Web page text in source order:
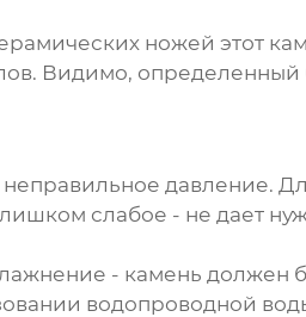
ножей этот
Видимо,
давление.
слабое - не дает
- камень
водопроводной